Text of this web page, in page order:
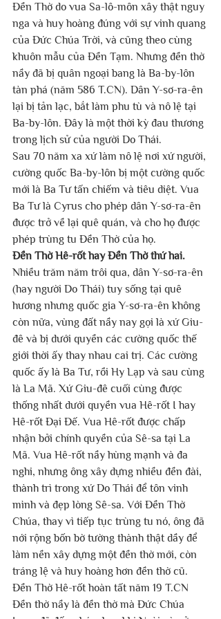
Đền Thờ do vua Sa-lô-môn xây thật nguy
nga và huy hoàng đúng với sự vinh quang
của Đức Chúa Trời, và cũng theo cùng
khuôn mẫu của Đền Tạm. Nhưng đền thờ
nầy đã bị quân ngoại bang là Ba-by-lôn
tàn phá (năm 586 T.CN). Dân Y-sơ-ra-ên
lại bị tản lạc, bắt làm phu tù và nô lệ tại
Ba-by-lôn. Đây là một thời kỳ đau thương
trong lịch sử của người Do Thái.
Sau 70 năm xa xứ làm nô lệ nơi xứ người,
cường quốc Ba-by-lôn bị một cường quốc
mới là Ba Tư tấn chiếm và tiêu diệt. Vua
Ba Tư là Cyrus cho phép dân Y-sơ-ra-ên
được trở về lại quê quán, và cho họ được
phép trùng tu Đền Thờ của họ.
Đền Thờ Hê-rốt hay Đền Thờ thứ hai.
Nhiều trăm năm trôi qua, dân Y-sơ-ra-ên
(hay người Do Thái) tuy sống tại quê
hương nhưng quốc gia Y-sơ-ra-ên không
còn nữa, vùng đất nầy nay gọi là xứ Giu-
đê và bị dưới quyền các cường quốc thế
giới thời ấy thay nhau cai trị. Các cường
quốc ấy là Ba Tư, rồi Hy Lạp và sau cùng
là La Mã. Xứ Giu-đê cuối cùng được
thống nhất dưới quyền vua Hê-rốt I hay
Hê-rốt Đại Đế. Vua Hê-rốt được chấp
nhận bởi chính quyền của Sê-sa tại La
Mã. Vua Hê-rốt nầy hùng mạnh và đa
nghi, nhưng ông xây dựng nhiều đền đài,
thành trì trong xứ Do Thái để tôn vinh
mình và đẹp lòng Sê-sa. Với Đền Thờ
Chúa, thay vì tiếp tục trùng tu nó, ông đã
nới rộng bốn bờ tường thành thật dầy để
làm nền xây dựng một đền thờ mới, còn
tráng lệ và huy hoàng hơn đền thờ cũ.
Đền Thờ Hê-rốt hoàn tất năm 19 T.CN
Đền thờ nầy là đền thờ mà Đức Chúa